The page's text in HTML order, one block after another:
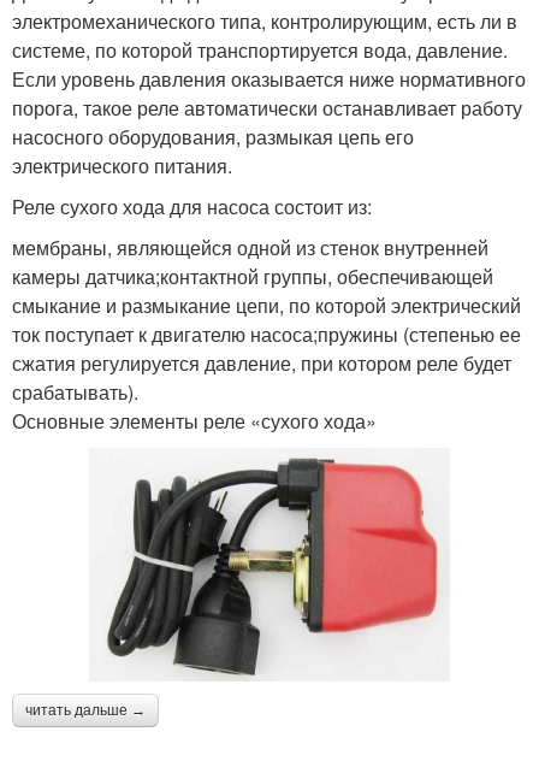
электромеханического типа, контролирующим, есть ли в
системе, по которой транспортируется вода, давление.
Если уровень давления оказывается ниже нормативного
порога, такое реле автоматически останавливает работу
насосного оборудования, размыкая цепь его
электрического питания.
Реле сухого хода для насоса состоит из:
мембраны, являющейся одной из стенок внутренней
камеры датчика;контактной группы, обеспечивающей
смыкание и размыкание цепи, по которой электрический
ток поступает к двигателю насоса;пружины (степенью ее
сжатия регулируется давление, при котором реле будет
срабатывать).
Основные элементы реле «сухого хода»
читать дальше →